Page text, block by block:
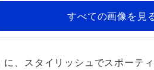
すべての画像を見
、スタイリッシュでスポーテ